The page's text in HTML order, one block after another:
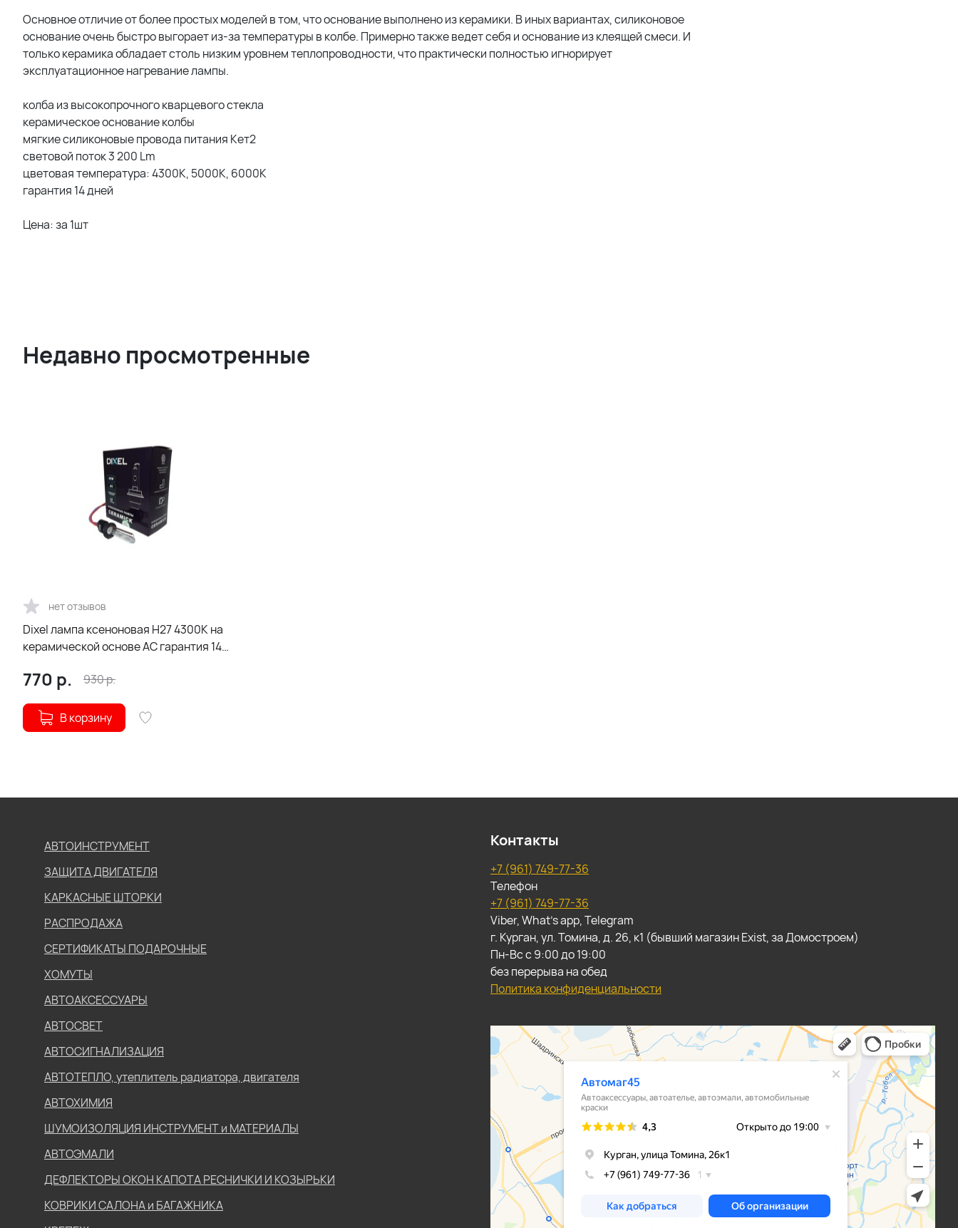
Основное отличие от более простых моделей в том, что основание выполнено из керамики. В иных вариантах, силиконовое
основание очень быстро выгорает из-за температуры в колбе. Примерно также ведет себя и основание из клеящей смеси. И
только керамика обладает столь низким уровнем теплопроводности, что практически полностью игнорирует
эксплуатационное нагревание лампы.
колба из высокопрочного кварцевого стекла
керамическое основание колбы
мягкие силиконовые провода питания Кет2
световой поток 3 200 Lm
цветовая температура: 4300К, 5000К, 6000К
гарантия 14 дней
Цена: за 1шт
Недавно просмотренные
нет отзывов
Dixel лампа ксеноновая H27 4300К на
керамической основе АС гарантия 14
770 р. 930р.
В корзину
АВТОИНСТРУМЕНТ
ЗАЩИТА ДВИГАТЕЛЯ
КАРКАСНЫЕ ШТОРКИ
РАСПРОДАЖА
СЕРТИФИКАТЫ ПОДАРОЧНЫЕ
ХОМУТЫ
АВТОАКСЕССУАРЫ
АВТОСВЕТ
АВТОСИГНАЛИЗАЦИЯ
АВТОТЕПЛО, утеплитель радиатора, двигателя
АВТОХИМИЯ
ШУМОИЗОЛЯЦИЯ ИНСТРУМЕНТ и МАТЕРИАЛЫ
АВТОЭМАЛИ
ДЕФЛЕКТОРЫ ОКОН КАПОТА РЕСНИЧКИ И КОЗЫРЬКИ
КОВРИКИ САЛОНА и БАГАЖНИКА
Контакты
+7 (961) 749-77-36
Телефон
+7 (961) 749-77-36
Viber, What's app, Telegram
г. Курган, ул. Томина, д. 26, к1 (бывший магазин Exist, за Домостроем)
Пн-Вс с 9:00 до 19:00
без перерыва на обед
Политика конфиденциальности